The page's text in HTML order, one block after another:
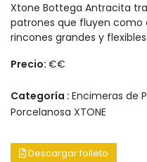
Xtone Bottega Antracita
patrones que fluyen como
rincones grandes y
Precio: €€
Categoría : Encimeras de
Porcelanosa XTONE
Descargar folleto